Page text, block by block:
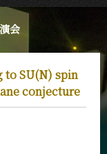
会
to SU(N) spin
conjecture